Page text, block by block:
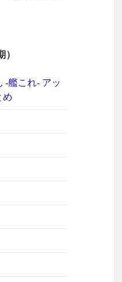
-艦これ- アッ
め